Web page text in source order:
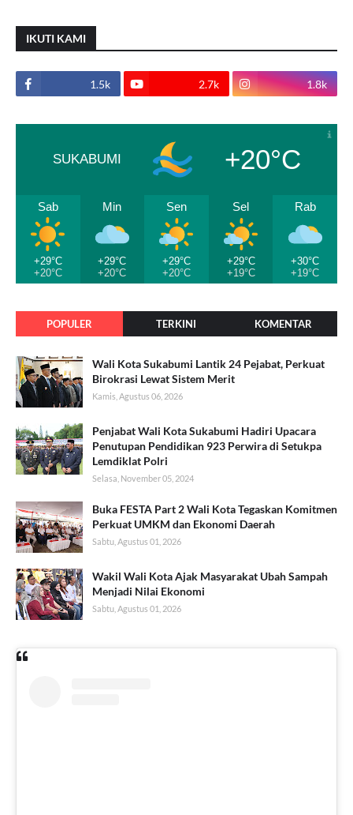
IKUTI KAMI
1.5k 2.7k 1.8k
SUKABUMI +20°C
Sab
+29°C
+20°C
Min
+29°C
+20°C
Sen
+29°C
+20°C
Sel
+29°C
+19°C
Rab
+30°C
+19°C
POPULER TERKINI KOMENTAR
Wali Kota Sukabumi Lantik 24 Pejabat, Perkuat
Birokrasi Lewat Sistem Merit
Kamis, Agustus 06, 2026
Penjabat Wali Kota Sukabumi Hadiri Upacara
Penutupan Pendidikan 923 Perwira di Setukpa
Lemdiklat Polri
Selasa, November 05, 2024
Buka FESTA Part 2 Wali Kota Tegaskan Komitmen
Perkuat UMKM dan Ekonomi Daerah
Sabtu, Agustus 01, 2026
Wakil Wali Kota Ajak Masyarakat Ubah Sampah
Menjadi Nilai Ekonomi
Sabtu, Agustus 01, 2026